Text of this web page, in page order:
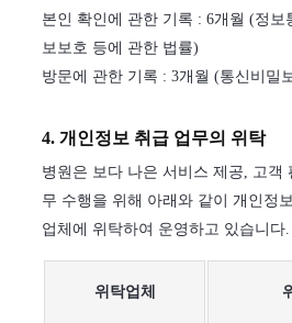
본인 확인에 관한 기록 : 6개월 (정보
보보호 등에 관한 법률)
방문에 관한 기록 : 3개월 (통신비밀
4. 개인정보 취급 업무의 위탁
병원은 보다 나은 서비스 제공, 고객
무 수행을 위해 아래와 같이 개인정
업체에 위탁하여 운영하고 있습니다.
위탁업체